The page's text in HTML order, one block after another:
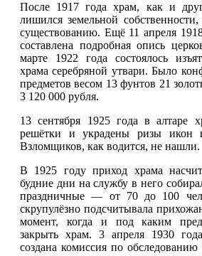
После 1917 года храм, как и
лишился земельной
существованию. Ещё 11 апреля
составлена подробная опись
марте 1922 года состоялось
храма серебряной утвари. Было
предметов весом 13 фунтов 21
3 120 000 рубля.
13 сентября 1925 года в алтаре
решётки и украдены ризы икон и
Взломщиков, как водится, не нашли.
В 1925 году приход храма
будние дни на службу в него
праздничные — от 70 до 100
скрупулёзно подсчитывала
момент, когда и под каким
закрыть храм. 3 апреля 1930
создана комиссия по